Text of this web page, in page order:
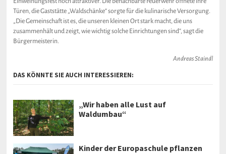
Türen, die Gaststätte „Waldschänke“ sorgte für die kulinarische Versorgung.
„Die Gemeinschaft ist es, die unseren kleinen Ort stark macht, die uns
zusammenhält und zeigt, wie wichtig solche Einrichtungen sind“, sagt die
Bürgermeisterin.
Andreas Staindl
DAS KÖNNTE SIE AUCH INTERESSIEREN:
„Wir haben alle Lust auf
Waldumbau“
Kinder der Europaschule pflanzen